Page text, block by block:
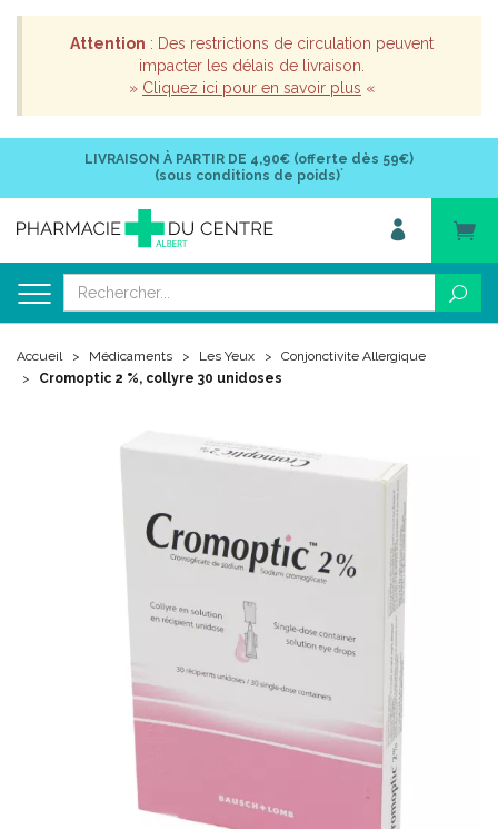
Attention : Des restrictions de circulation peuvent
impacter les délais de livraison.
» Cliquez ici pour en savoir plus «
LIVRAISON À PARTIR DE 4,90€ (offerte dès 59€)
(sous conditions de poids)*
Accueil Médicaments Les Yeux
Conjonctivite Allergique
Cromoptic 2 %, collyre 30 unidoses